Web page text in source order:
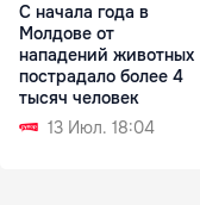
С начала года в
Молдове от
нападений животных
пострадало более 4
тысяч человек
13 Июл. 18:04